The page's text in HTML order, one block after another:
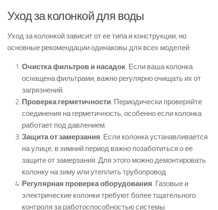
Уход за колонкой для воды
Уход за колонкой зависит от ее типа и конструкции, но
основные рекомендации одинаковы для всех моделей:
Очистка фильтров и насадок. Если ваша колонка
оснащена фильтрами, важно регулярно очищать их от
загрязнений.
Проверка герметичности. Периодически проверяйте
соединения на герметичность, особенно если колонка
работает под давлением.
Защита от замерзания. Если колонка устанавливается
на улице, в зимний период важно позаботиться о ее
защите от замерзания. Для этого можно демонтировать
колонку на зиму или утеплить трубопровод.
Регулярная проверка оборудования. Газовые и
электрические колонки требуют более тщательного
контроля за работоспособностью системы.